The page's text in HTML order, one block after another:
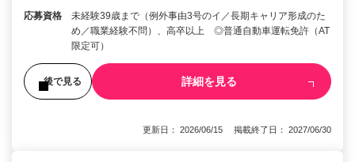
応募資格
未経験39歳まで（例外事由3号のイ／長期キャリア形成のた
め／職業経験不問）、高卒以上 ◎普通自動車運転免許（AT
限定可）
後で見る 詳細を見る
更新日： 2026/06/15 掲載終了日： 2027/06/30